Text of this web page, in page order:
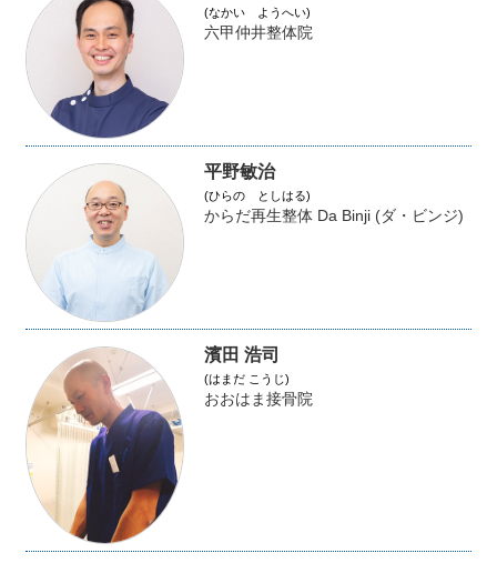
(なかい ようへい)
六甲仲井整体院
平野敏治
(ひらの としはる)
からだ再生整体 Da Binji (ダ・ビンジ)
濱田 浩司
(はまだ こうじ)
おおはま接骨院